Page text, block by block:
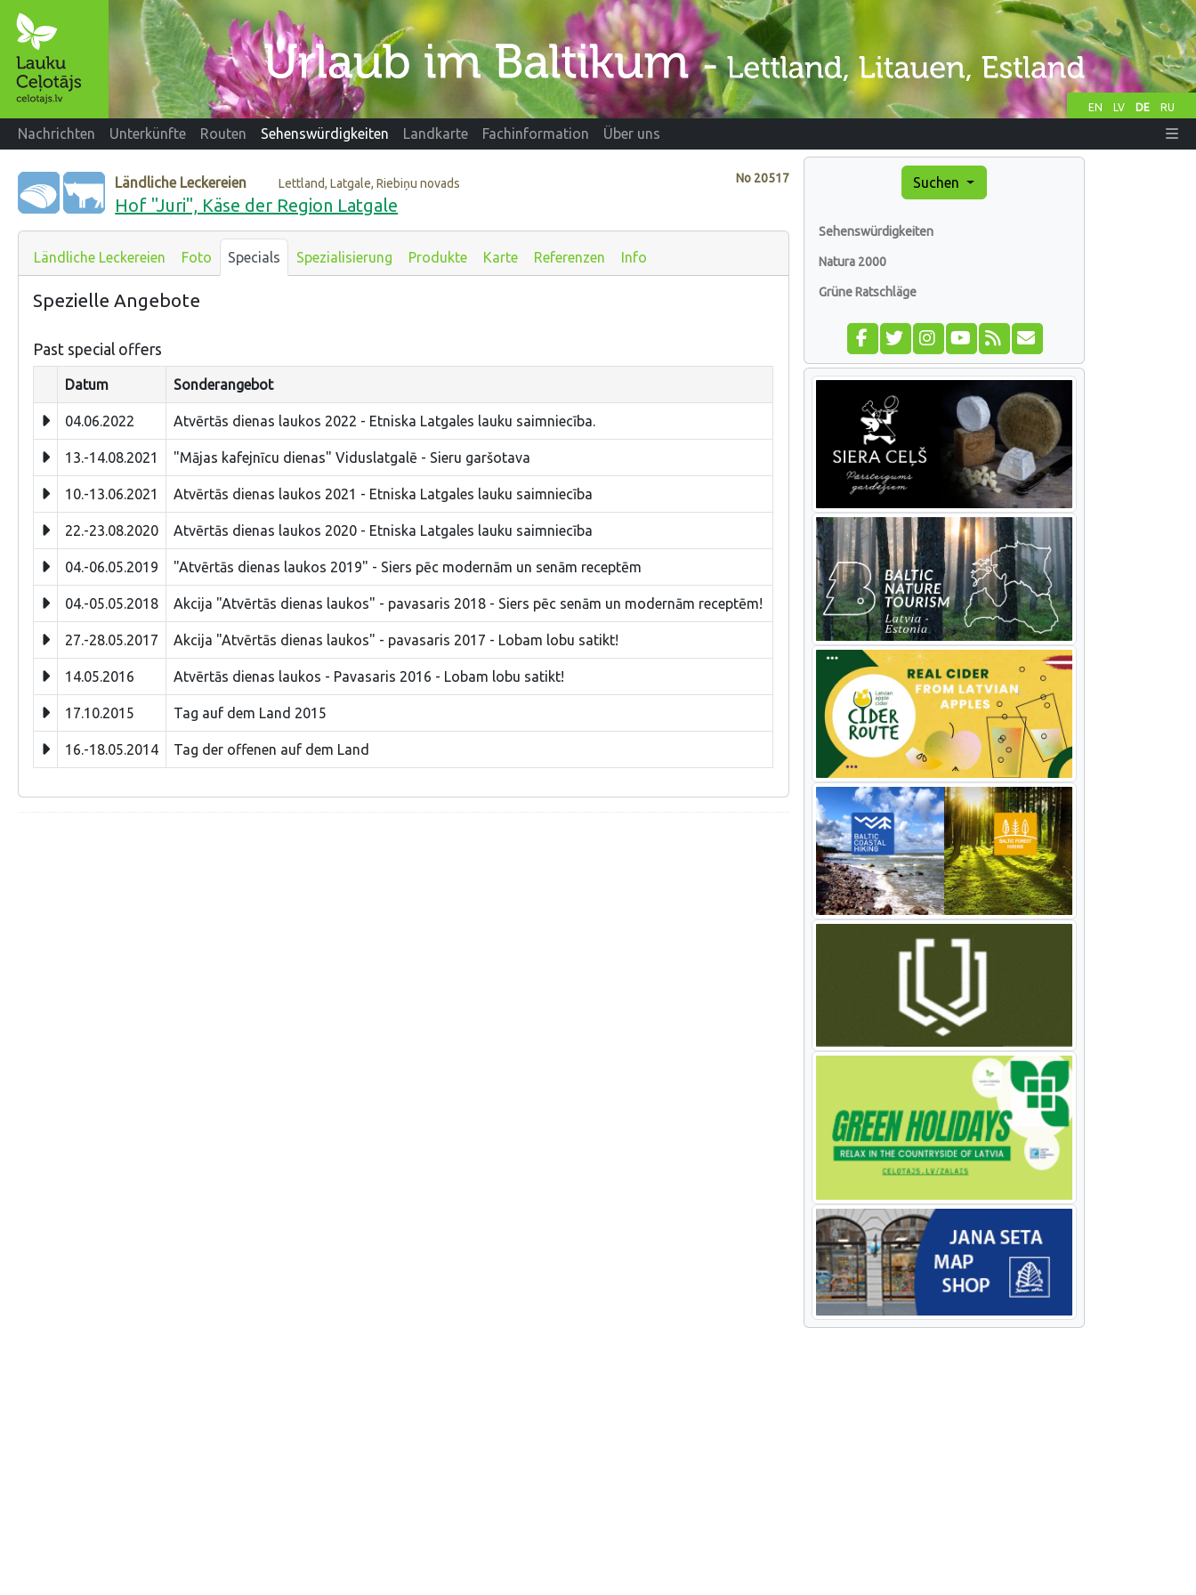
EN LV DE RU
Nachrichten Unterkünfte Routen Sehenswürdigkeiten Landkarte Fachinformation Über uns
No 20517
Ländliche Leckereien Lettland, Latgale, Riebiņu novads
Hof "Juri", Käse der Region Latgale
Ländliche Leckereien Foto Specials Spezialisierung Produkte Karte Referenzen Info
Spezielle Angebote
Past special offers
Datum Sonderangebot
04.06.2022 Atvērtās dienas laukos 2022 - Etniska Latgales lauku saimniecība.
13.-14.08.2021 "Mājas kafejnīcu dienas" Viduslatgalē - Sieru garšotava
10.-13.06.2021 Atvērtās dienas laukos 2021 - Etniska Latgales lauku saimniecība
22.-23.08.2020 Atvērtās dienas laukos 2020 - Etniska Latgales lauku saimniecība
04.-06.05.2019 "Atvērtās dienas laukos 2019" - Siers pēc modernām un senām receptēm
04.-05.05.2018 Akcija "Atvērtās dienas laukos" - pavasaris 2018 - Siers pēc senām un modernām receptēm!
27.-28.05.2017 Akcija "Atvērtās dienas laukos" - pavasaris 2017 - Lobam lobu satikt!
14.05.2016 Atvērtās dienas laukos - Pavasaris 2016 - Lobam lobu satikt!
17.10.2015 Tag auf dem Land 2015
16.-18.05.2014 Tag der offenen auf dem Land
Suchen
Sehenswürdigkeiten
Natura 2000
Grüne Ratschläge